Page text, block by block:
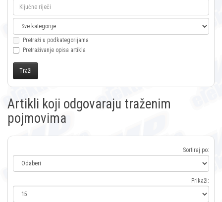
Pretraži u podkategorijama
Pretraživanje opisa artikla
Artikli koji odgovaraju traženim
pojmovima
Sortiraj po:
Prikaži: